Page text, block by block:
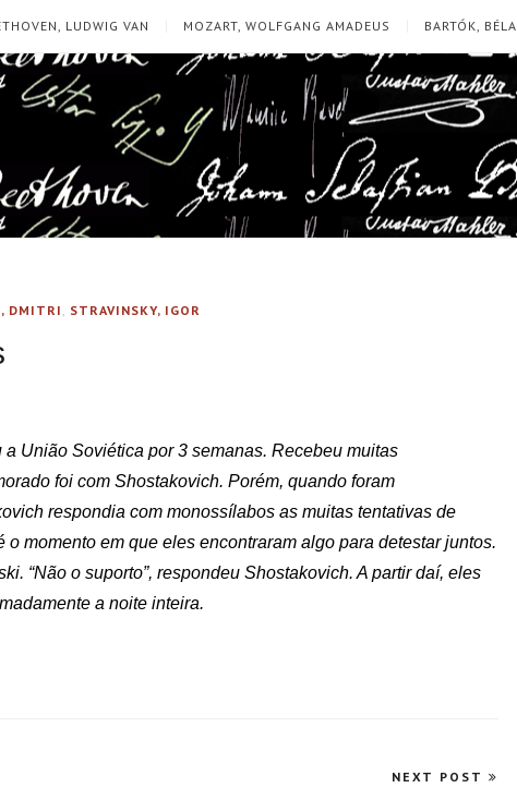
LUDWIG VAN MOZART, WOLFGANG AMADEUS BARTÓK, BÉLA
DMITRI, STRAVINSKY, IGOR
União Soviética por 3 semanas. Recebeu muitas
foi com Shostakovich. Porém, quando foram
respondia com monossílabos as muitas tentativas de
momento em que eles encontraram algo para detestar juntos.
“Não o suporto”, respondeu Shostakovich. A partir daí, eles
a noite inteira.
NEXT POST